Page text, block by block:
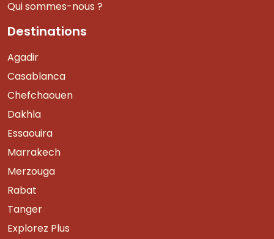
Qui sommes-nous ?
Destinations
Agadir
Casablanca
Chefchaouen
Dakhla
Essaouira
Marrakech
Merzouga
Rabat
Tanger
Explorez Plus